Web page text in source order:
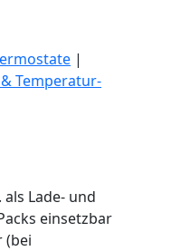
|
Temperatur-
Lade- und
einsetzbar
(bei